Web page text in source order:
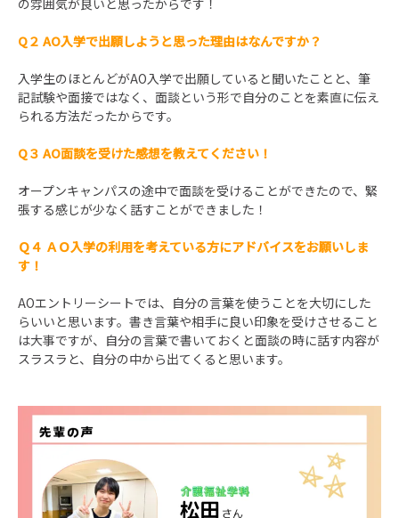
Q２ AO入学で出願しようと思った理由はなんですか？
入学生のほとんどがAO入学で出願していると聞いたことと、筆
記試験や面接ではなく、面談という形で自分のことを素直に伝え
られる方法だったからです。
Q３ AO面談を受けた感想を教えてください ！
オープンキャンパスの途中で面談を受けることができたので、緊
張する感じが少なく話すことができました！
Ｑ４ ＡＯ入学の利用を考えている方にアドバイスをお願いしま
す ！
AOエントリーシートでは、自分の言葉を使うことを大切にした
らいいと思います。書き言葉や相手に良い印象を受けさせること
は大事ですが、自分の言葉で書いておくと面談の時に話す内容が
スラスラと、自分の中から出てくると思います。